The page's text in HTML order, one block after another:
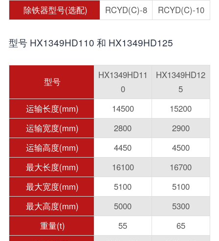
除铁器型号(选配)
RCYD(C)-8 RCYD(C)-10
型号 HX1349HD110 和 HX1349HD125
型号
HX1349HD11
0
HX1349HD12
5
运输长度(mm)
14500
15200
运输宽度(mm)
2800
2900
运输高度(mm)
4450
4500
最大长度(mm)
16100
16700
最大宽度(mm)
5100
5100
最大高度(mm)
5000
5300
重量(t)
55
65